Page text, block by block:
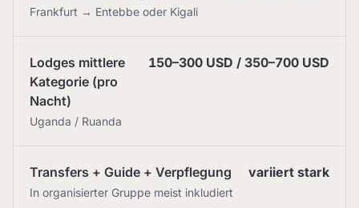
Frankfurt → Entebbe oder Kigali
Lodges mittlere
Kategorie (pro
Nacht)
Uganda / Ruanda
150–300 USD / 350–700 USD
Transfers + Guide + Verpflegung
In organisierter Gruppe meist inkludiert
variiert stark